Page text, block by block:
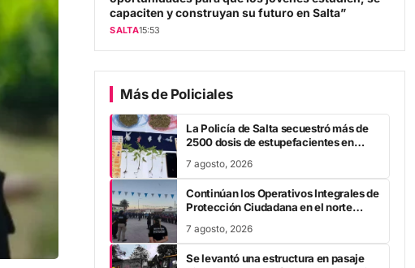
capaciten y construyan su futuro en Salta”
SALTA15:53
Más de Policiales
La Policía de Salta secuestró más de
2500 dosis de estupefacientes en
7 agosto, 2026
Continúan los Operativos Integrales de
Protección Ciudadana en el norte
7 agosto, 2026
Se levantó una estructura en pasaje